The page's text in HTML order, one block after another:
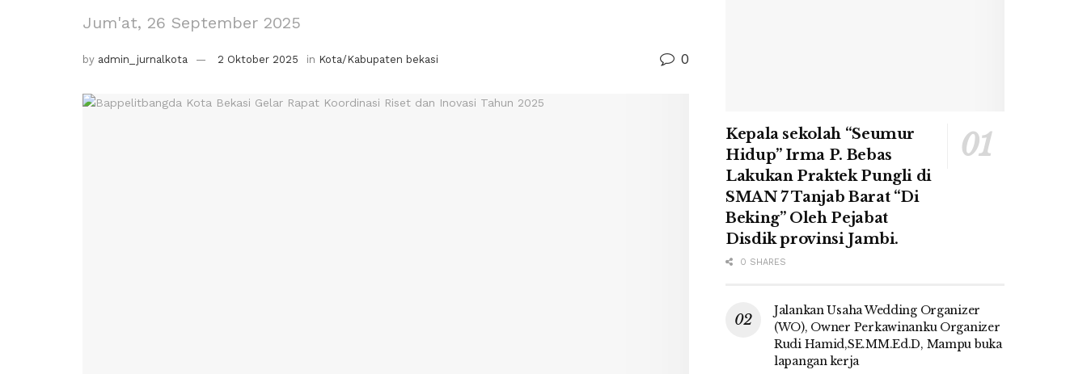
Jum'at, 26 September 2025
by admin_jurnalkota 2 Oktober 2025 in Kota/Kabupaten bekasi 0
Kepala sekolah “Seumur
Hidup” Irma P. Bebas
Lakukan Praktek Pungli di
SMAN 7 Tanjab Barat “Di
Beking” Oleh Pejabat
Disdik provinsi Jambi.
0 SHARES
Jalankan Usaha Wedding Organizer
(WO), Owner Perkawinanku Organizer
Rudi Hamid,SE.MM.Ed.D, Mampu buka
lapangan kerja